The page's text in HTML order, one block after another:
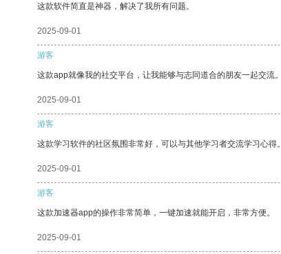
这款软件简直是神器，解决了我所有问题。
2025-09-01
游客
这款app就像我的社交平台，让我能够与志同道合的朋友一起交流。
2025-09-01
游客
这款学习软件的社区氛围非常好，可以与其他学习者交流学习心得。
2025-09-01
游客
这款加速器app的操作非常简单，一键加速就能开启，非常方便。
2025-09-01